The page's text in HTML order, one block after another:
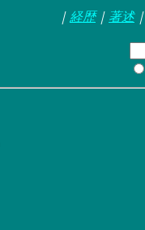
｜ 経歴｜ 著述｜